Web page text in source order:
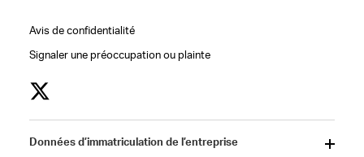
Avis de confidentialité
Signaler une préoccupation ou plainte
Données d’immatriculation de l’entreprise